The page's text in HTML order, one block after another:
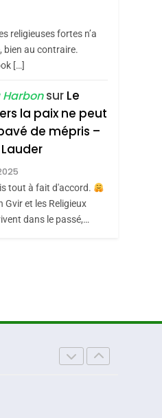
Selon Le
D’ADL
DIGNE ET
:
JE
MA
Par Thérèse
Dvir
NOUS
– Jacques
: Les Amandes
religieuses fortes n’a
bien au contraire.
[…]
Harbonsur Le
la paix ne peut
de mépris –
tout à fait d'accord.
Gvir et les Religieux
dans le passé,…